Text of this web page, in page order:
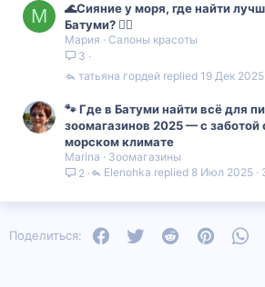
М
🌊Сияние у моря, где найти
Батуми? 💆‍♀️
Мария
Салоны красоты
3
19 Дек 2025
татьяна гордей
🐾 Где в Батуми найти всё для
зоомагазинов 2025 — с заботой
морском климате
Marina
Зоомагазины
2
8 Июл 2025
Elenohka
Поделиться: FacebookTwitter Reddit Pinterest